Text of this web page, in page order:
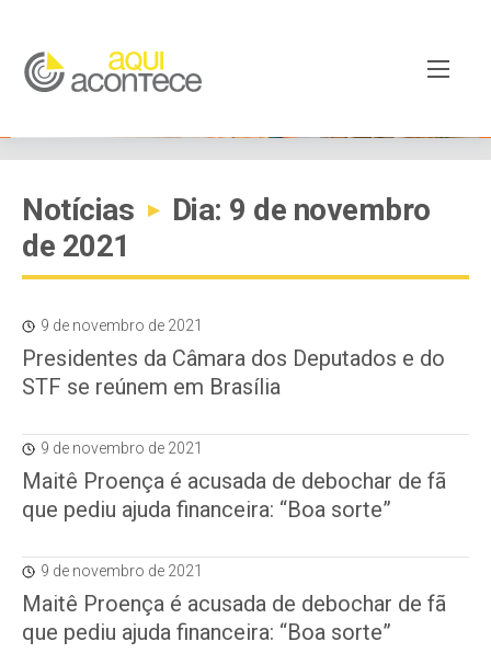
Notícias ▸
Dia: 9 de novembro
de 2021
9 de novembro de 2021
Presidentes da Câmara dos Deputados e do
STF se reúnem em Brasília
9 de novembro de 2021
Maitê Proença é acusada de debochar de fã
que pediu ajuda financeira: “Boa sorte”
9 de novembro de 2021
Maitê Proença é acusada de debochar de fã
que pediu ajuda financeira: “Boa sorte”